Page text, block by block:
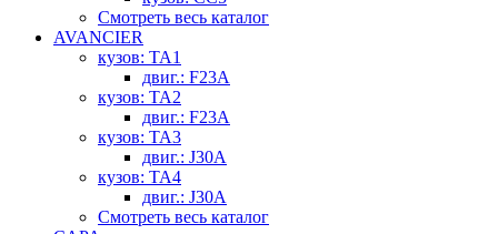
Смотреть весь каталог
AVANCIER
кузов: TA1
двиг.: F23A
кузов: TA2
двиг.: F23A
кузов: TA3
двиг.: J30A
кузов: TA4
двиг.: J30A
Смотреть весь каталог